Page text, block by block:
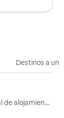
Destinos a un
Renta mensual de alojamientos